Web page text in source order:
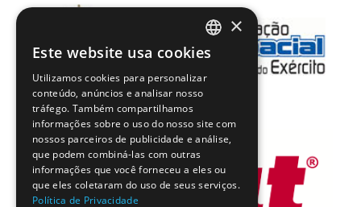
PORTUGUESE
ENGLISH
×
Este website usa cookies
Utilizamos cookies para personalizar
conteúdo, anúncios e analisar nosso
tráfego. Também compartilhamos
informações sobre o uso do nosso site com
nossos parceiros de publicidade e análise,
que podem combiná-las com outras
informações que você forneceu a eles ou
que eles coletaram do uso de seus serviços.
Política de Privacidade